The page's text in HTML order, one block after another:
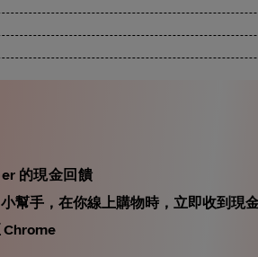
的現金回饋
幫手，在你線上購物時，立即收到現金
Chrome